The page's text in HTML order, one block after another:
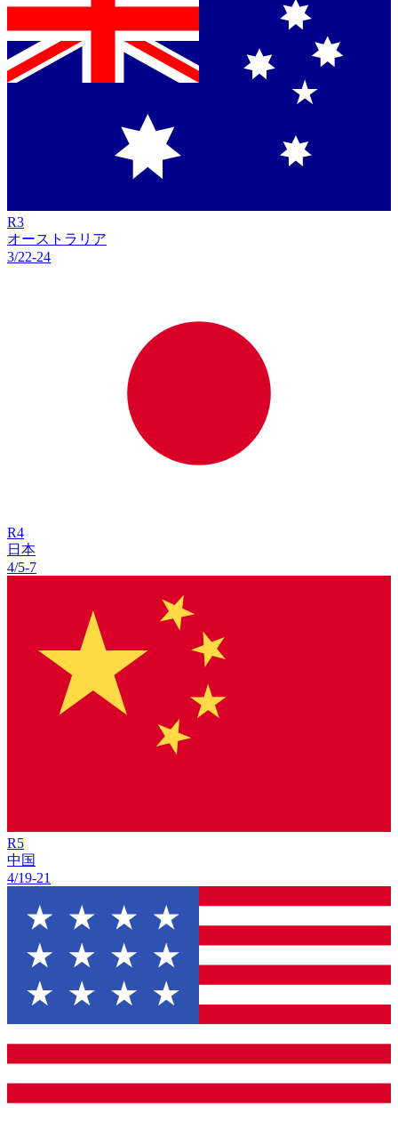
R3
オーストラリア
3/22-24
R4
日本
4/5-7
R5
中国
4/19-21